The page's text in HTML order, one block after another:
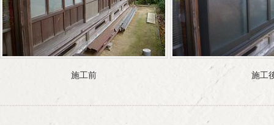
施工前 施工